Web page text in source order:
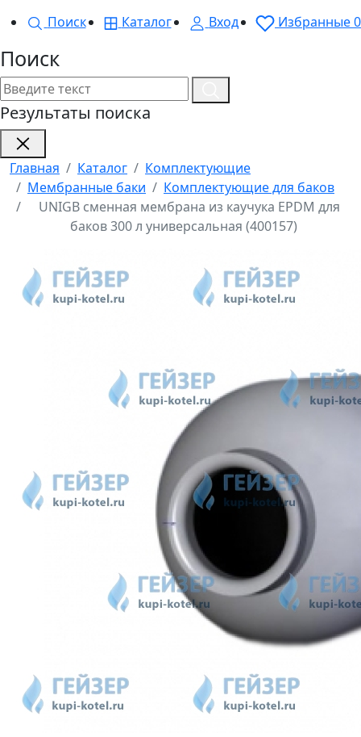
Поиск
Каталог Вход Избранные0
Поиск
Результаты поиска
Главная Каталог
Комплектующие
Мембранные баки
Комплектующие для баков
UNIGB сменная мембрана из каучука EPDM для
баков 300 л универсальная (400157)